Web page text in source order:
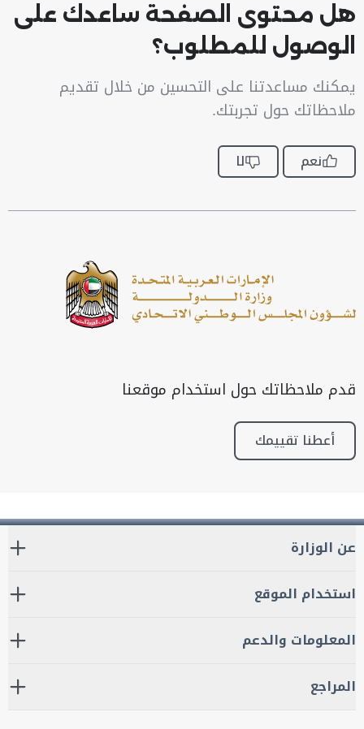
هل محتوى الصفحة ساعدك على
الوصول للمطلوب؟
يمكنك مساعدتنا على التحسين من خلال تقديم
ملاحظاتك حول تجربتك.
نعم لا
قدم ملاحظاتك حول استخدام موقعنا
أعطنا تقييمك
عن الوزارة
استخدام الموقع
المعلومات والدعم
المراجع